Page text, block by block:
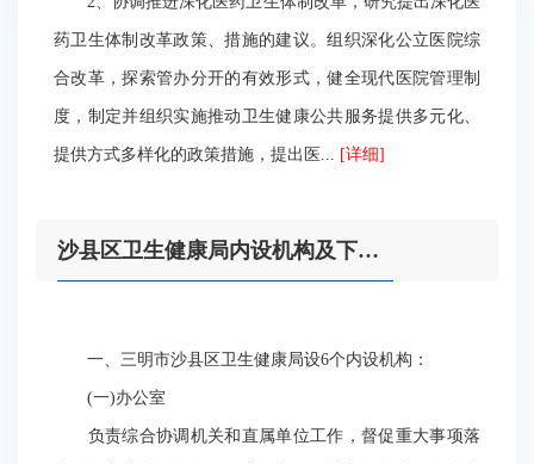
药卫生体制改革政策、措施的建议。组织深化公立医院综
合改革，探索管办分开的有效形式，健全现代医院管理制
度，制定并组织实施推动卫生健康公共服务提供多元化、
提供方式多样化的政策措施，提出医... [详细]
沙县区卫生健康局内设机构及下属单位
一、三明市沙县区卫生健康局设6个内设机构：
(一)办公室
负责综合协调机关和直属单位工作，督促重大事项落